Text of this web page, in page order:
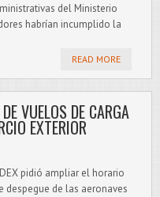
del Ministerio
habrían incumplido la
READ MORE
VUELOS DE CARGA
EXTERIOR
pidió ampliar el horario
despegue de las aeronaves